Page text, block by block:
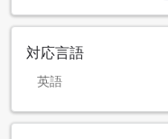
対応言語
英語